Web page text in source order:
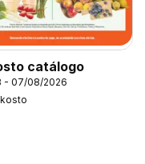
catálogo
- 07/08/2026